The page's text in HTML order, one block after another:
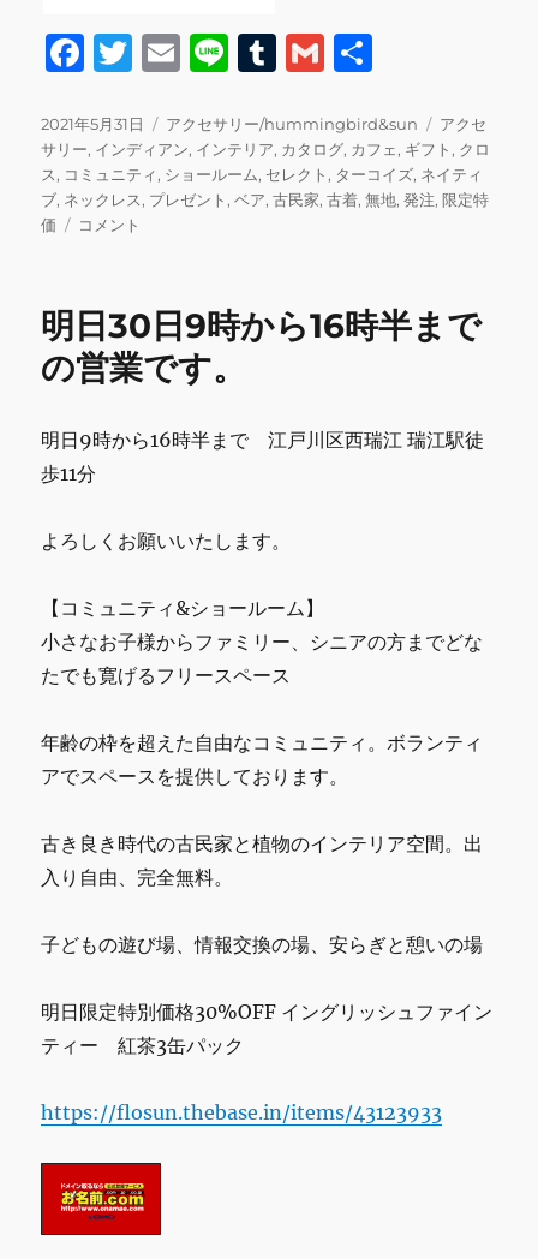
F
c
e
b
o
k
T
it
te
r
E
ai
l
Li
e
T
m
bl
r
G
ai
l
投
稿
日:
2021年5月31日
カ
テ
ゴ
リ
アクセサリー/hummingbird&sun
タ
グ
アクセ
サリー, インディアン, インテリア, カタログ, カフェ, ギフト , クロ
ス, コミュニティ, ショールーム, セレクト , ターコイズ, ネイティ
ブ, ネックレス, プレゼント ,ベア,古民家,古着,無地,発注,限定特
価
本
か
ら
12
で
営
す。
コメント
明日30日9時から16時半まで
の営業です。
明日9時から16時半まで 江戸川区西瑞江 瑞江駅徒
歩11分
よろしくお願いいたします。
【コミュニティ&ショールーム】
小さなお子様からファミリー、シニアの方までどな
たでも寛げるフリースペース
年齢の枠を超えた自由なコミュニティ。ボランティ
アでスペースを提供しております。
古き良き時代の古民家と植物のインテリア空間。出
入り自由、完全無料。
子どもの遊び場、情報交換の場、安らぎと憩いの場
明日限定特別価格30%OFF イングリッシュファイン
ティー 紅茶3缶パック
https://flosun.thebase.in/items/43123933